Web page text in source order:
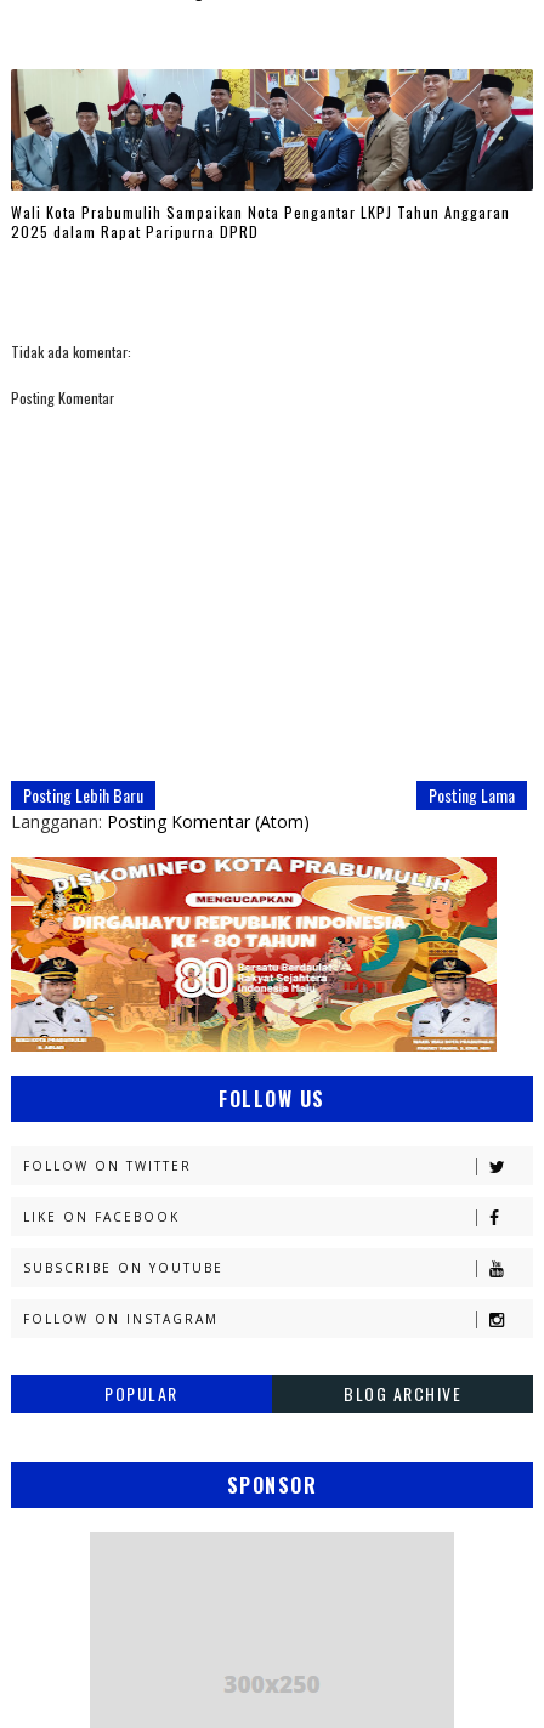
Wali Kota Prabumulih Sampaikan Nota Pengantar LKPJ Tahun Anggaran
2025 dalam Rapat Paripurna DPRD
Tidak ada komentar:
Posting Komentar
Posting Lebih Baru Posting Lama
Langganan: Posting Komentar (Atom)
FOLLOW US
FOLLOW ON TWITTER
LIKE ON FACEBOOK
SUBSCRIBE ON YOUTUBE
FOLLOW ON INSTAGRAM
POPULAR BLOG ARCHIVE
SPONSOR